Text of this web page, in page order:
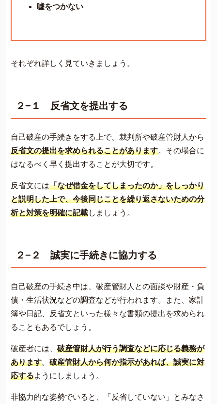
嘘をつかない
それぞれ詳しく見ていきましょう。
２−１ 反省文を提出する
自己破産の手続きをする上で、裁判所や破産管財人から
反省文の提出を求められることがあります。その場合に
はなるべく早く提出することが大切です。
反省文には「なぜ借金をしてしまったのか」をしっかり
と説明した上で、今後同じことを繰り返さないための分
析と対策を明確に記載しましょう。
２−２ 誠実に手続きに協力する
自己破産の手続き中は、破産管財人との面談や財産・負
債・生活状況などの調査などが行われます。また、家計
簿や日記、反省文といった様々な書類の提出を求められ
ることもあるでしょう。
破産者には、 破産管財人が行う調査などに応じる義務が
あります。 破産管財人から何か指示があれば、誠実に対
応するようにしましょう。
非協力的な姿勢でいると、「反省していない」とみなさ